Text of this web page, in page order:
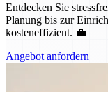
Entdecken Sie
Planung bis zur
kosteneffizient. 💼
Angebot anfordern